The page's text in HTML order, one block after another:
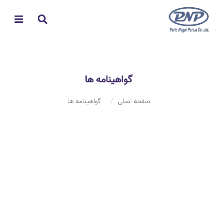
گواهینامه ها
صفحه اصلی گواهینامه ها